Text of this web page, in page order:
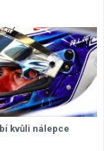
kvůli nálepce